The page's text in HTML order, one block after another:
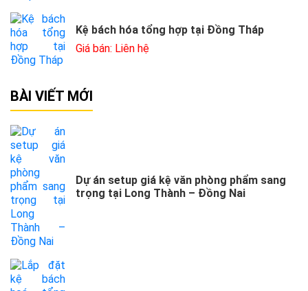
Kệ bách hóa tổng hợp tại Đồng Tháp
Giá bán: Liên hệ
BÀI VIẾT MỚI
Dự án setup giá kệ văn phòng phẩm sang
trọng tại Long Thành – Đồng Nai